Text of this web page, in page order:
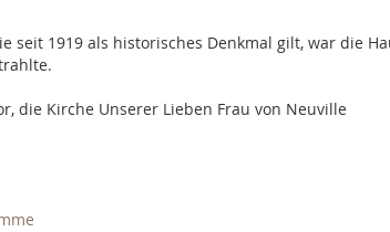
seit 1919 als historisches Denkmal gilt, war die
die Kirche Unserer Lieben Frau von Neuville